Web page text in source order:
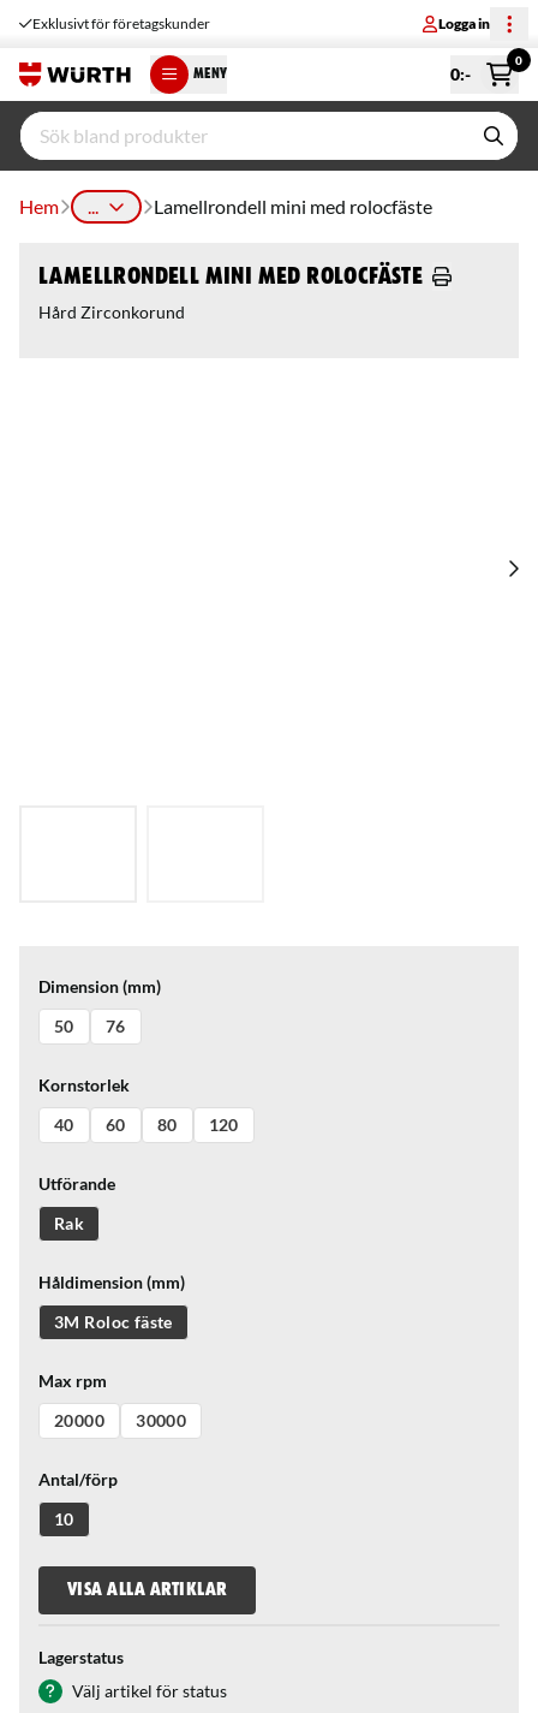
Exklusivt för företagskunder Logga in
MENY 0:-
0
Hem ... Lamellrondell mini med rolocfäste
Lamellrondell mini med rolocfäste
Hård Zirconkorund
Dimension (mm)
50
76
Kornstorlek
40
60 80 120
Utförande
Rak
Håldimension (mm)
3M Roloc fäste
Max rpm
20000
30000
Antal/förp
10
VISA ALLA ARTIKLAR
Lagerstatus
Välj artikel för status